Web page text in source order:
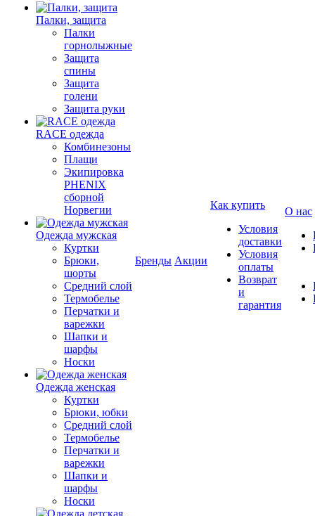
Палки, защита
Палки
горнолыжные
Защита
спины
Защита
голени
Защита руки
RACE одежда
Комбинезоны
Плащи
Экипировка
PHENIX
сборной
Норвегии
Одежда мужская
Куртки
Брюки,
шорты
Средний слой
Термобелье
Перчатки и
варежки
Шапки и
шарфы
Носки
Одежда женская
Куртки
Брюки, юбки
Средний слой
Термобелье
Перчатки и
варежки
Шапки и
шарфы
Носки
Бренды Акции
Как купить
Условия
доставки
Условия
оплаты
Возврат
и
гарантия
О нас